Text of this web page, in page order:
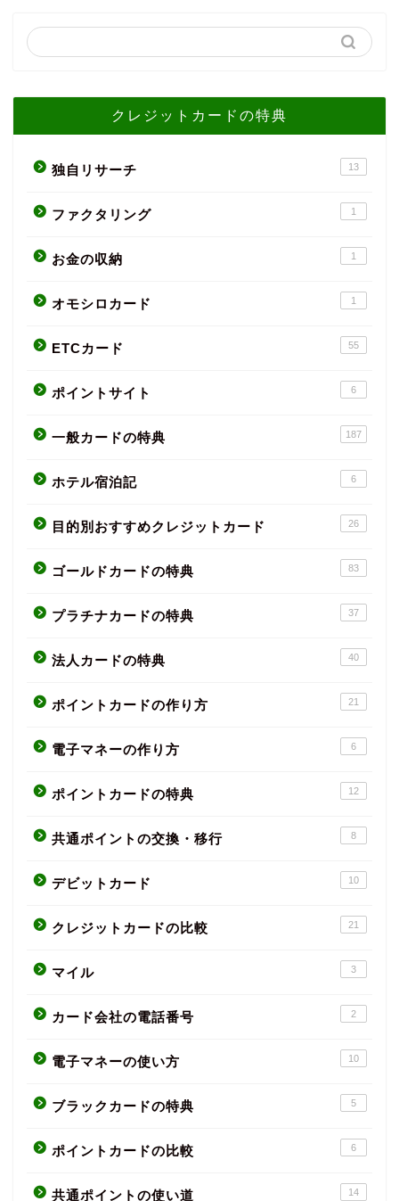
クレジットカードの特典
独自リサーチ 13
ファクタリング 1
お金の収納 1
オモシロカード 1
ETCカード 55
ポイントサイト 6
一般カードの特典 187
ホテル宿泊記 6
目的別おすすめクレジットカード 26
ゴールドカードの特典 83
プラチナカードの特典 37
法人カードの特典 40
ポイントカードの作り方 21
電子マネーの作り方 6
ポイントカードの特典 12
共通ポイントの交換・移行 8
デビットカード 10
クレジットカードの比較 21
マイル 3
カード会社の電話番号 2
電子マネーの使い方 10
ブラックカードの特典 5
ポイントカードの比較 6
共通ポイントの使い道 14